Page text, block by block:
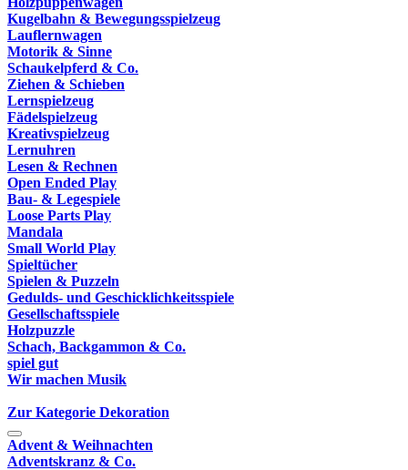
Kugelbahn & Bewegungsspielzeug
Lauflernwagen
Motorik & Sinne
Schaukelpferd & Co.
Ziehen & Schieben
Lernspielzeug
Fädelspielzeug
Kreativspielzeug
Lernuhren
Lesen & Rechnen
Open Ended Play
Bau- & Legespiele
Loose Parts Play
Mandala
Small World Play
Spieltücher
Spielen & Puzzeln
Gedulds- und Geschicklichkeitsspiele
Gesellschaftsspiele
Holzpuzzle
Schach, Backgammon & Co.
spiel gut
Wir machen Musik
Zur Kategorie Dekoration
Advent & Weihnachten
Adventskranz & Co.